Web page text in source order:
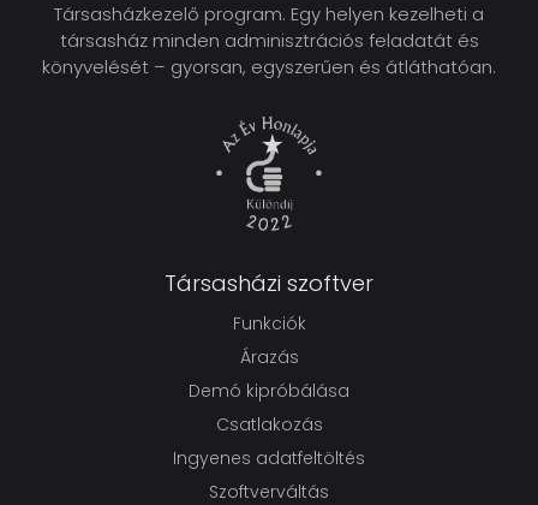
Társasházkezelő program. Egy helyen kezelheti a
társasház minden adminisztrációs feladatát és
könyvelését – gyorsan, egyszerűen és átláthatóan.
Társasházi szoftver
Funkciók
Árazás
Demó kipróbálása
Csatlakozás
Ingyenes adatfeltöltés
Szoftverváltás